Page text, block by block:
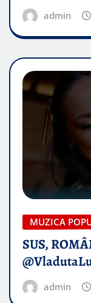
admin
MUZICA
SUS,
admin